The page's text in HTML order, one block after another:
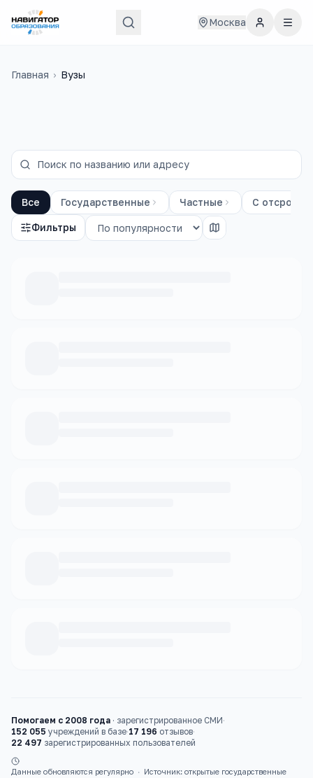
Москва
Главная › Вузы
Все Государственные Частные С
Фильтры
Помогаем с 2008 года · зарегистрированное СМИ·
152 055 учреждений в базе·17 196 отзывов·
22 497 зарегистрированных пользователей
Данные обновляются регулярно ·
Источник: открытые государственные